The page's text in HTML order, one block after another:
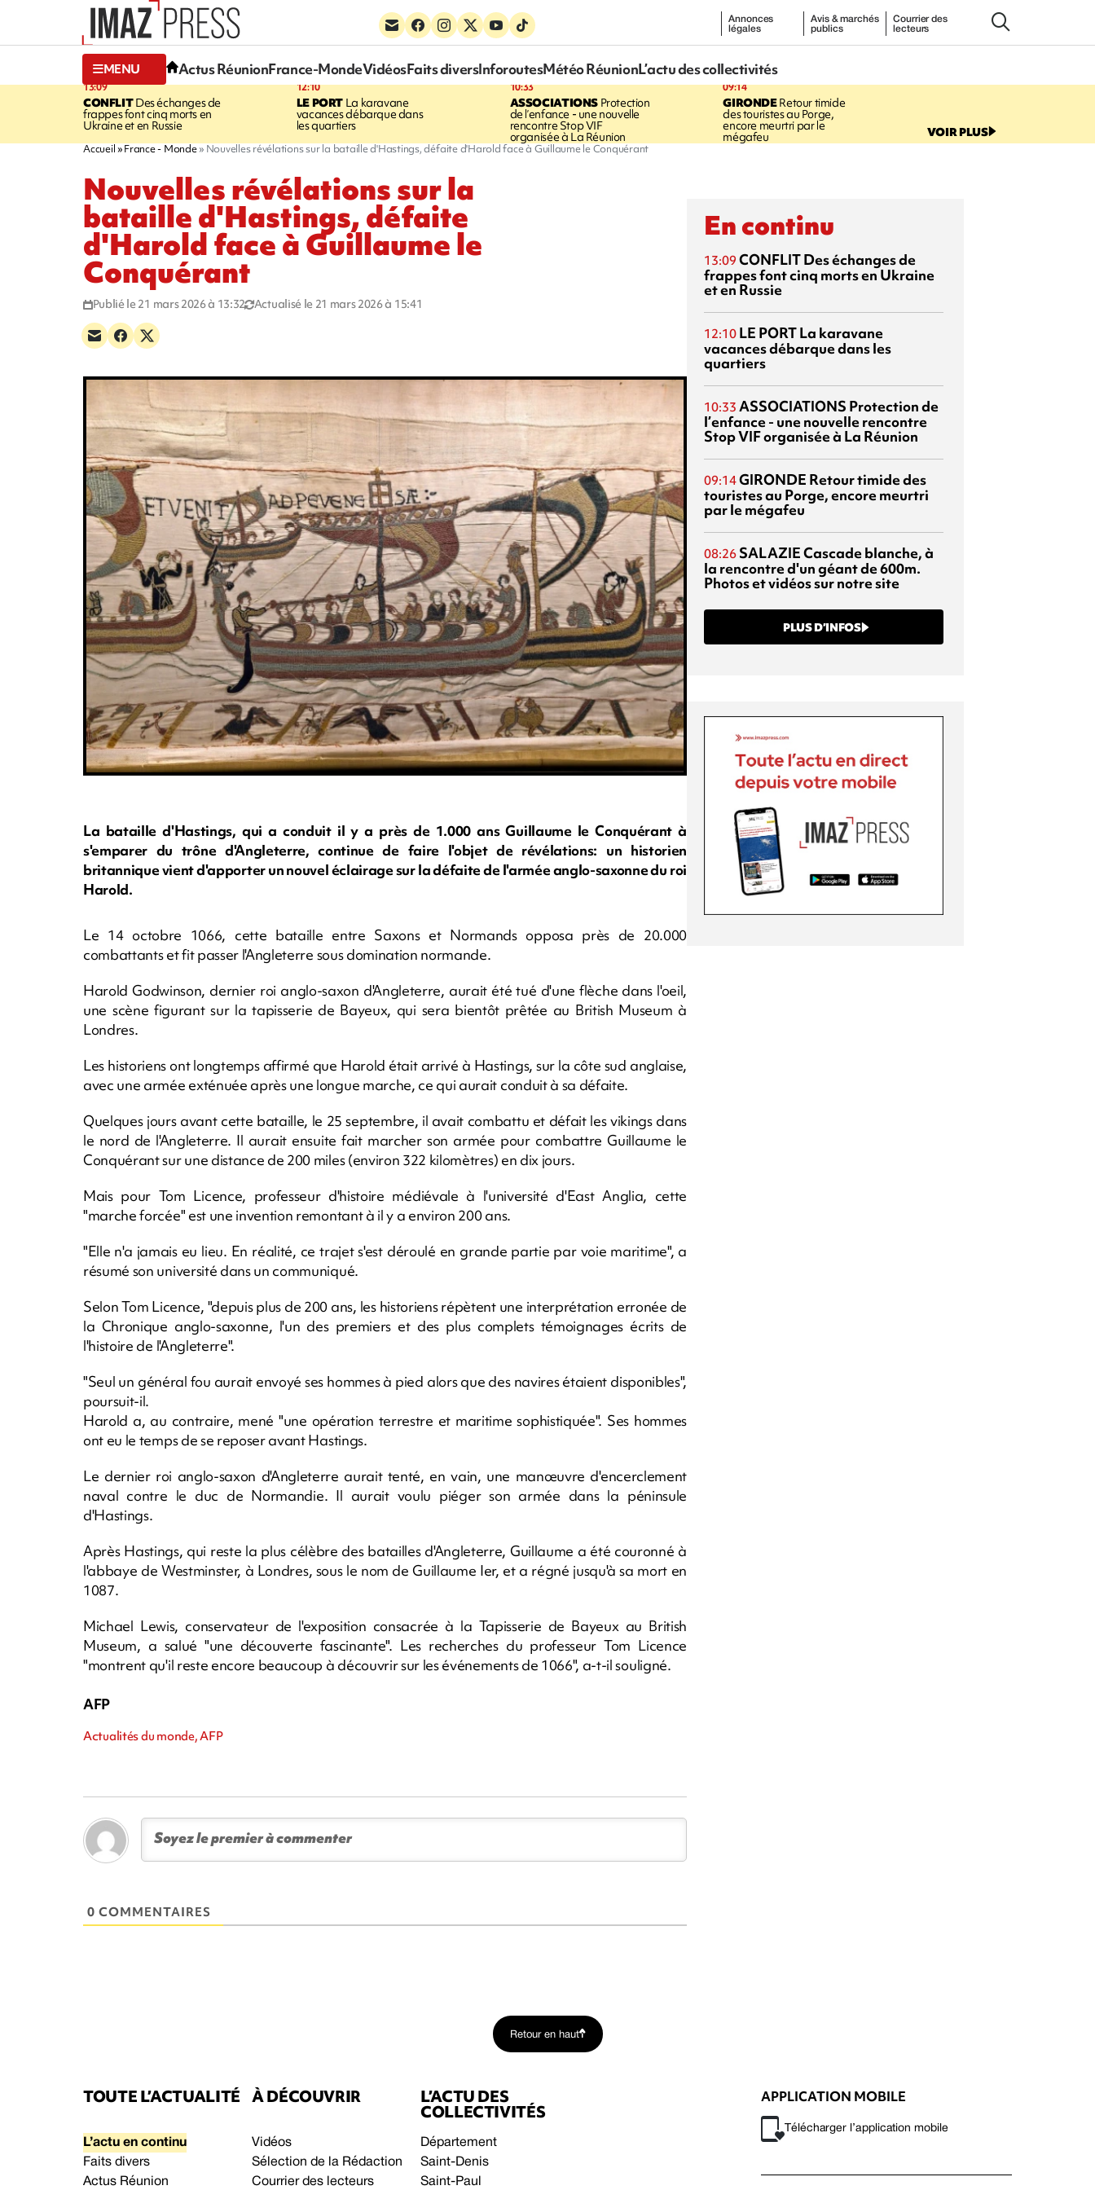
Annonces
légales
Avis & marchés
publics
Courrier des
lecteurs
MENU Actus RéunionFrance-MondeVidéosFaits diversInforoutesMétéo RéunionL’actu des collectivités
13:09
CONFLITDes échanges de
frappes font cinq morts en
Ukraine et en Russie
12:10
LE PORT La karavane
vacances débarque dans
les quartiers
10:33
ASSOCIATIONSProtection
de l’enfance - une nouvelle
rencontre Stop VIF
organisée à La Réunion
09:14
GIRONDERetour timide
des touristes au Porge,
encore meurtri par le
mégafeu VOIR PLUS
Accueil France - Monde Nouvelles révélations sur la bataille d'Hastings, défaite d'Harold face à Guillaume le Conquérant
Nouvelles révélations sur la
bataille d'Hastings, défaite
d'Harold face à Guillaume le
Conquérant
Publié le 21 mars 2026 à 13:32 Actualisé le 21 mars 2026 à 15:41
La bataille d'Hastings, qui a conduit il y a près de 1.000 ans Guillaume le Conquérant à
s'emparer du trône d'Angleterre, continue de faire l'objet de révélations: un historien
britannique vient d'apporter un nouvel éclairage sur la défaite de l'armée anglo-saxonne du roi
Harold.
Le 14 octobre 1066, cette bataille entre Saxons et Normands opposa près de 20.000
combattants et fit passer l'Angleterre sous domination normande.
Harold Godwinson, dernier roi anglo-saxon d'Angleterre, aurait été tué d'une flèche dans l'oeil,
une scène figurant sur la tapisserie de Bayeux, qui sera bientôt prêtée au British Museum à
Londres.
Les historiens ont longtemps affirmé que Harold était arrivé à Hastings, sur la côte sud anglaise,
avec une armée exténuée après une longue marche, ce qui aurait conduit à sa défaite.
Quelques jours avant cette bataille, le 25 septembre, il avait combattu et défait les vikings dans
le nord de l'Angleterre. Il aurait ensuite fait marcher son armée pour combattre Guillaume le
Conquérant sur une distance de 200 miles (environ 322 kilomètres) en dix jours.
Mais pour Tom Licence, professeur d'histoire médiévale à l'université d'East Anglia, cette
"marche forcée" est une invention remontant à il y a environ 200 ans.
"Elle n'a jamais eu lieu. En réalité, ce trajet s'est déroulé en grande partie par voie maritime", a
résumé son université dans un communiqué.
Selon Tom Licence, "depuis plus de 200 ans, les historiens répètent une interprétation erronée de
la Chronique anglo-saxonne, l'un des premiers et des plus complets témoignages écrits de
l'histoire de l'Angleterre".
"Seul un général fou aurait envoyé ses hommes à pied alors que des navires étaient disponibles",
poursuit-il.
Harold a, au contraire, mené "une opération terrestre et maritime sophistiquée". Ses hommes
ont eu le temps de se reposer avant Hastings.
Le dernier roi anglo-saxon d'Angleterre aurait tenté, en vain, une manœuvre d'encerclement
naval contre le duc de Normandie. Il aurait voulu piéger son armée dans la péninsule
d'Hastings.
Après Hastings, qui reste la plus célèbre des batailles d'Angleterre, Guillaume a été couronné à
l'abbaye de Westminster, à Londres, sous le nom de Guillaume Ier, et a régné jusqu'à sa mort en
1087.
Michael Lewis, conservateur de l'exposition consacrée à la Tapisserie de Bayeux au British
Museum, a salué "une découverte fascinante". Les recherches du professeur Tom Licence
"montrent qu'il reste encore beaucoup à découvrir sur les événements de 1066", a-t-il souligné.
AFP
Actualités du monde, AFP
0 COMMENTAIRES
En continu
13:09 CONFLITDes échanges de
frappes font cinq morts en Ukraine
et en Russie
12:10 LE PORTLa karavane
vacances débarque dans les
quartiers
10:33 ASSOCIATIONS Protection de
l’enfance - une nouvelle rencontre
Stop VIF organisée à La Réunion
09:14GIRONDE Retour timide des
touristes au Porge, encore meurtri
par le mégafeu
08:26 SALAZIECascade blanche, à
la rencontre d'un géant de 600m.
Photos et vidéos sur notre site
PLUS D’INFOS
Retour en haut
TOUTE L’ACTUALITÉ
L’actu en continu
Faits divers
Actus Réunion
À DÉCOUVRIR
Vidéos
Sélection de la Rédaction
Courrier des lecteurs
L’ACTU DES
COLLECTIVITÉS
Département
Saint-Denis
Saint-Paul
APPLICATION MOBILE
Télécharger l’application mobile